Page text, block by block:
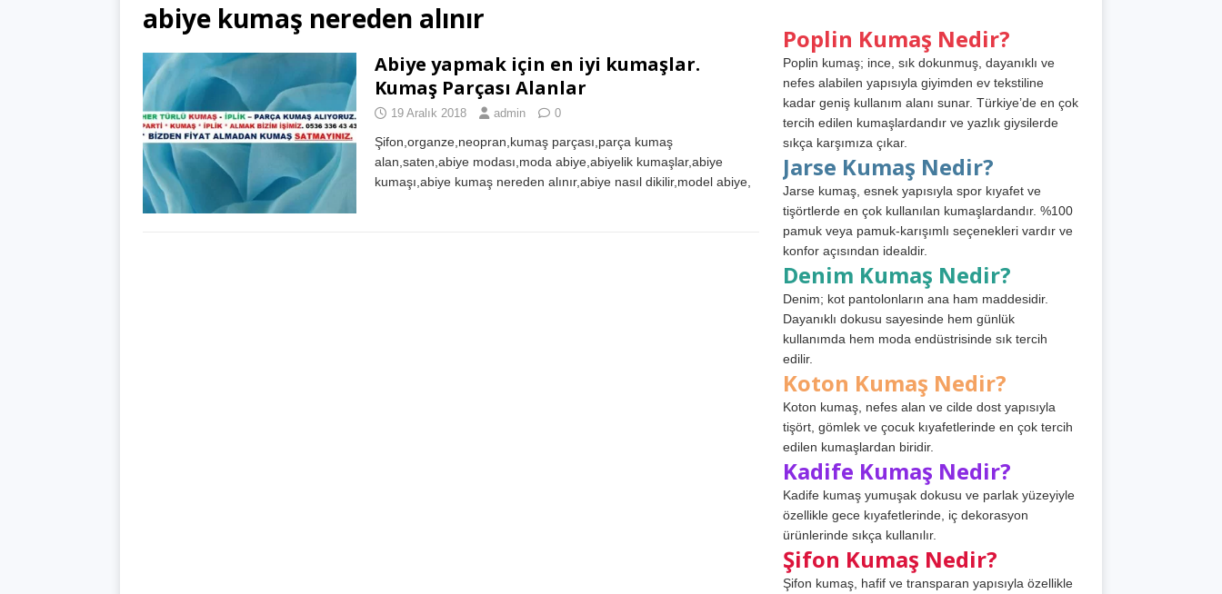
abiye kumaş nereden alınır
Abiye yapmak için en iyi kumaşlar.
Kumaş Parçası Alanlar
19 Aralık 2018 admin 0
Şifon,organze,neopran,kumaş parçası,parça kumaş
alan,saten,abiye modası,moda abiye,abiyelik kumaşlar,abiye
kumaşı,abiye kumaş nereden alınır,abiye nasıl dikilir,model abiye,
Poplin Kumaş Nedir?
Poplin kumaş; ince, sık dokunmuş, dayanıklı ve
nefes alabilen yapısıyla giyimden ev tekstiline
kadar geniş kullanım alanı sunar. Türkiye’de en çok
tercih edilen kumaşlardandır ve yazlık giysilerde
sıkça karşımıza çıkar.
Jarse Kumaş Nedir?
Jarse kumaş, esnek yapısıyla spor kıyafet ve
tişörtlerde en çok kullanılan kumaşlardandır. %100
pamuk veya pamuk-karışımlı seçenekleri vardır ve
konfor açısından idealdir.
Denim Kumaş Nedir?
Denim; kot pantolonların ana ham maddesidir.
Dayanıklı dokusu sayesinde hem günlük
kullanımda hem moda endüstrisinde sık tercih
edilir.
Koton Kumaş Nedir?
Koton kumaş, nefes alan ve cilde dost yapısıyla
tişört, gömlek ve çocuk kıyafetlerinde en çok tercih
edilen kumaşlardan biridir.
Kadife Kumaş Nedir?
Kadife kumaş yumuşak dokusu ve parlak yüzeyiyle
özellikle gece kıyafetlerinde, iç dekorasyon
ürünlerinde sıkça kullanılır.
Şifon Kumaş Nedir?
Şifon kumaş, hafif ve transparan yapısıyla özellikle